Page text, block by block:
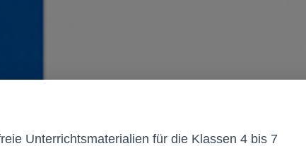
Unterrichtsmaterialien für die Klassen 4 bis 7